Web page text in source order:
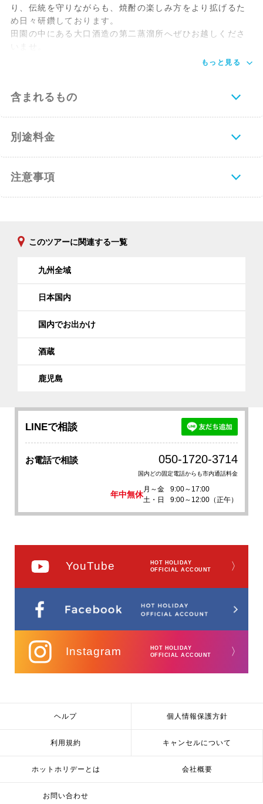
り、伝統を守りながらも、焼酎の楽しみ方をより拡げるた
め日々研鑽しております。
田園の中にある大口酒造の第二蒸溜所へぜひお越しくださ
もっと見る
含まれるもの
別途料金
注意事項
このツアーに関連する一覧
九州全域
日本国内
国内でお出かけ
酒蔵
鹿児島
LINEで相談
お電話で相談 050-1720-3714
国内どの固定電話からも市内通話料金
年中無休
月～金
9:00～17:00
土・日
9:00～12:00（正午）
YouTube
HOT HOLIDAY
OFFICIAL ACCOUNT
〉
Instagram
HOT HOLIDAY
OFFICIAL ACCOUNT
〉
ヘルプ 個人情報保護方針
利用規約 キャンセルについて
ホットホリデーとは 会社概要
お問い合わせ